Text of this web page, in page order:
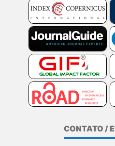
CONTATO /